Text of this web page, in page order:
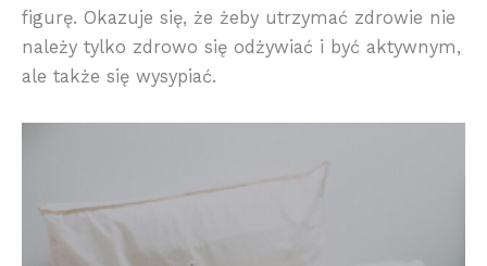
figurę. Okazuje się, że żeby utrzymać zdrowie nie
należy tylko zdrowo się odżywiać i być aktywnym,
ale także się wysypiać.